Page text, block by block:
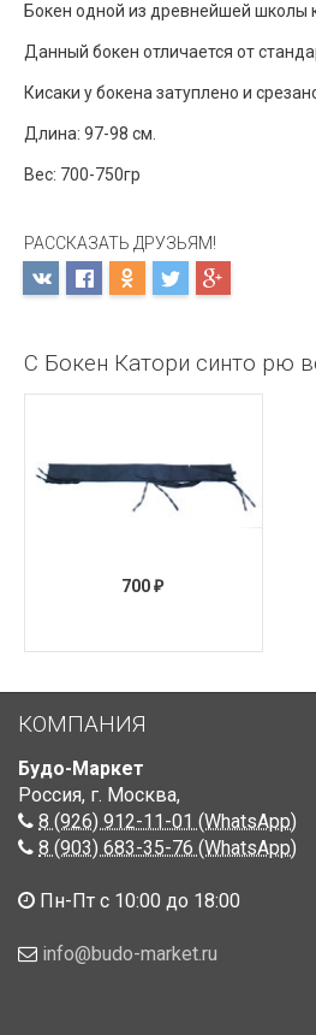
Бокен одной из древнейшей школы
Данный бокен отличается от
Кисаки у бокена затуплено и
Длина: 97-98 см.
Вес: 700-750гр
РАССКАЗАТЬ ДРУЗЬЯМ!
С Бокен Катори синто рю
700 ₽
КОМПАНИЯ
Будо-Маркет
Россия, г. Москва,
8 (926) 912-11-01 (WhatsApp)
8 (903) 683-35-76 (WhatsApp)
Пн-Пт с 10:00 до 18:00
info@budo-market.ru